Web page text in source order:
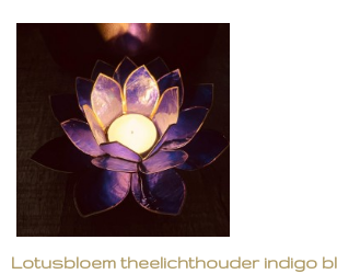
Lotusbloem theelichthouder indigo